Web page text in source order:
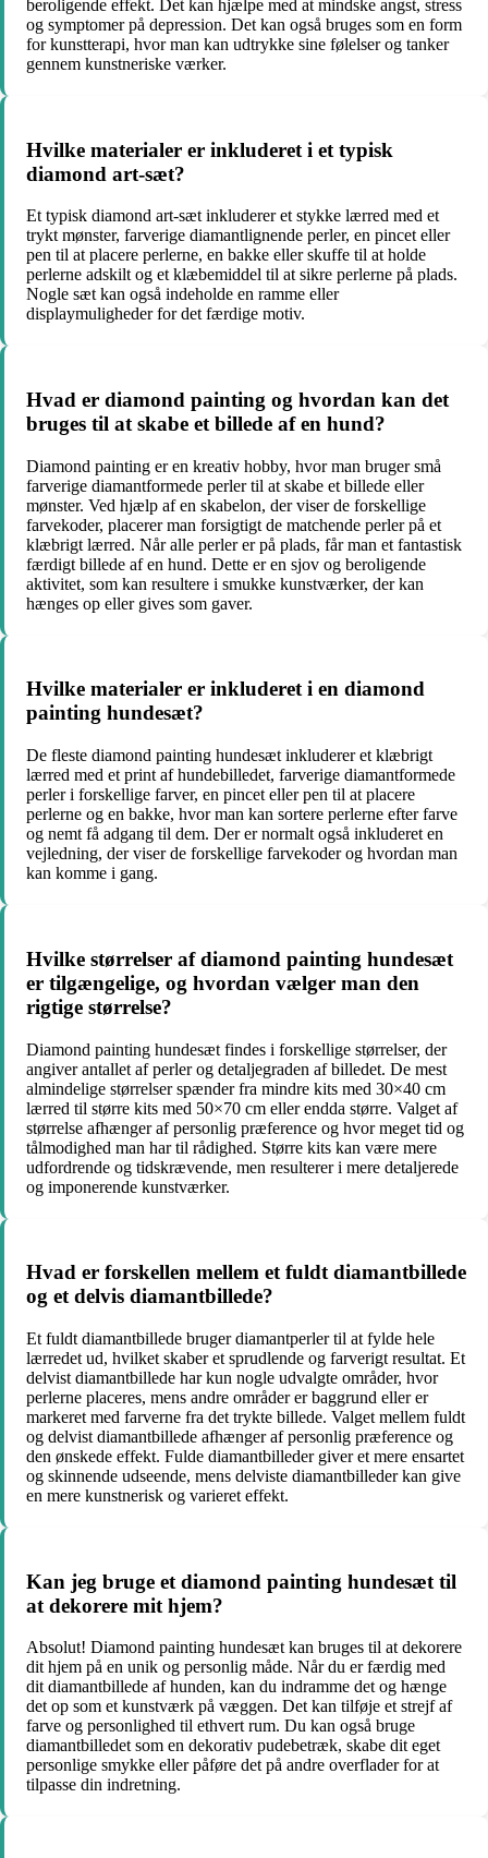
beroligende effekt. Det kan hjælpe med at mindske angst, stress
og symptomer på depression. Det kan også bruges som en form
for kunstterapi, hvor man kan udtrykke sine følelser og tanker
gennem kunstneriske værker.
Hvilke materialer er inkluderet i et typisk
diamond art-sæt?
Et typisk diamond art-sæt inkluderer et stykke lærred med et
trykt mønster, farverige diamantlignende perler, en pincet eller
pen til at placere perlerne, en bakke eller skuffe til at holde
perlerne adskilt og et klæbemiddel til at sikre perlerne på plads.
Nogle sæt kan også indeholde en ramme eller
displaymuligheder for det færdige motiv.
Hvad er diamond painting og hvordan kan det
bruges til at skabe et billede af en hund?
Diamond painting er en kreativ hobby, hvor man bruger små
farverige diamantformede perler til at skabe et billede eller
mønster. Ved hjælp af en skabelon, der viser de forskellige
farvekoder, placerer man forsigtigt de matchende perler på et
klæbrigt lærred. Når alle perler er på plads, får man et fantastisk
færdigt billede af en hund. Dette er en sjov og beroligende
aktivitet, som kan resultere i smukke kunstværker, der kan
hænges op eller gives som gaver.
Hvilke materialer er inkluderet i en diamond
painting hundesæt?
De fleste diamond painting hundesæt inkluderer et klæbrigt
lærred med et print af hundebilledet, farverige diamantformede
perler i forskellige farver, en pincet eller pen til at placere
perlerne og en bakke, hvor man kan sortere perlerne efter farve
og nemt få adgang til dem. Der er normalt også inkluderet en
vejledning, der viser de forskellige farvekoder og hvordan man
kan komme i gang.
Hvilke størrelser af diamond painting hundesæt
er tilgængelige, og hvordan vælger man den
rigtige størrelse?
Diamond painting hundesæt findes i forskellige størrelser, der
angiver antallet af perler og detaljegraden af billedet. De mest
almindelige størrelser spænder fra mindre kits med 30×40 cm
lærred til større kits med 50×70 cm eller endda større. Valget af
størrelse afhænger af personlig præference og hvor meget tid og
tålmodighed man har til rådighed. Større kits kan være mere
udfordrende og tidskrævende, men resulterer i mere detaljerede
og imponerende kunstværker.
Hvad er forskellen mellem et fuldt diamantbillede
og et delvis diamantbillede?
Et fuldt diamantbillede bruger diamantperler til at fylde hele
lærredet ud, hvilket skaber et sprudlende og farverigt resultat. Et
delvist diamantbillede har kun nogle udvalgte områder, hvor
perlerne placeres, mens andre områder er baggrund eller er
markeret med farverne fra det trykte billede. Valget mellem fuldt
og delvist diamantbillede afhænger af personlig præference og
den ønskede effekt. Fulde diamantbilleder giver et mere ensartet
og skinnende udseende, mens delviste diamantbilleder kan give
en mere kunstnerisk og varieret effekt.
Kan jeg bruge et diamond painting hundesæt til
at dekorere mit hjem?
Absolut! Diamond painting hundesæt kan bruges til at dekorere
dit hjem på en unik og personlig måde. Når du er færdig med
dit diamantbillede af hunden, kan du indramme det og hænge
det op som et kunstværk på væggen. Det kan tilføje et strejf af
farve og personlighed til ethvert rum. Du kan også bruge
diamantbilledet som en dekorativ pudebetræk, skabe dit eget
personlige smykke eller påføre det på andre overflader for at
tilpasse din indretning.